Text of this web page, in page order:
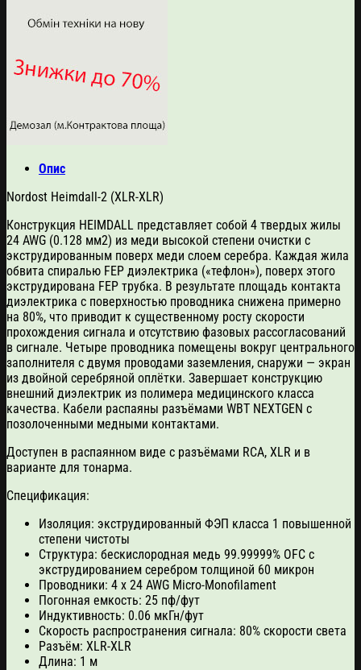
Опис
Nordost Heimdall-2 (XLR-XLR)
Конструкция HEIMDALL представляет собой 4 твердых жилы
24 AWG (0.128 мм2) из меди высокой степени очистки с
экструдированным поверх меди слоем серебра. Каждая жила
обвита спиралью FEP диэлектрика («тефлон»), поверх этого
экструдирована FEP трубка. В результате площадь контакта
диэлектрика с поверхностью проводника снижена примерно
на 80%, что приводит к существенному росту скорости
прохождения сигнала и отсутствию фазовых рассогласований
в сигнале. Четыре проводника помещены вокруг центрального
заполнителя с двумя проводами заземления, снаружи — экран
из двойной серебряной оплётки. Завершает конструкцию
внешний диэлектрик из полимера медицинского класса
качества. Кабели распаяны разъёмами WBT NEXTGEN с
позолоченными медными контактами.
Доступен в распаянном виде с разъёмами RCA, XLR и в
варианте для тонарма.
Спецификация:
Изоляция: экструдированный ФЭП класса 1 повышенной
степени чистоты
Структура: бескислородная медь 99.99999% OFC c
экструдированием серебром толщиной 60 микрон
Проводники: 4 х 24 AWG Micro-Monofilament
Погонная емкость: 25 пф/фут
Индуктивность: 0.06 мкГн/фут
Скорость распространения сигнала: 80% скорости света
Разъём: XLR-XLR
Длина: 1 м